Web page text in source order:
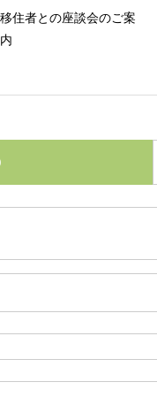
移住者との座談会のご案
内